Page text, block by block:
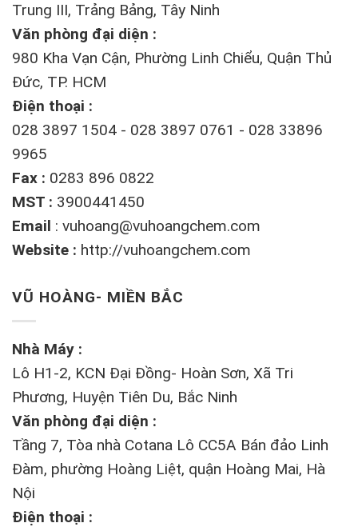
Trung III, Trảng Bảng, Tây Ninh
Văn phòng đại diện :
980 Kha Vạn Cận, Phường Linh Chiểu, Quận Thủ
Đức, TP. HCM
Điện thoại :
028 3897 1504 - 028 3897 0761 - 028 33896
9965
Fax : 0283 896 0822
MST : 3900441450
Email : vuhoang@vuhoangchem.com
Website : http://vuhoangchem.com
VŨ HOÀNG- MIỀN BẮC
Nhà Máy :
Lô H1-2, KCN Đại Đồng- Hoàn Sơn, Xã Tri
Phương, Huyện Tiên Du, Bắc Ninh
Văn phòng đại diện :
Tầng 7, Tòa nhà Cotana Lô CC5A Bán đảo Linh
Đàm, phường Hoàng Liệt, quận Hoàng Mai, Hà
Nội
Điện thoại :